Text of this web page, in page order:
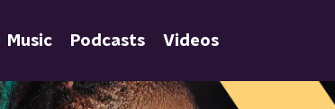
Music Podcasts Videos